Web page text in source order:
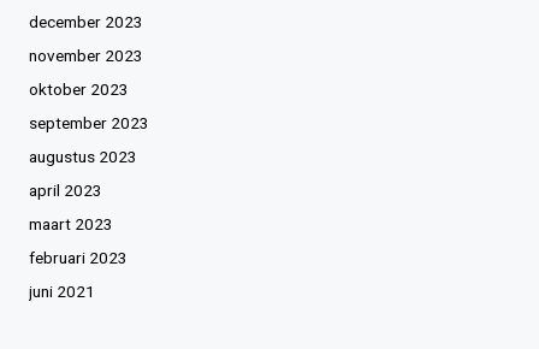
december 2023
november 2023
oktober 2023
september 2023
augustus 2023
april 2023
maart 2023
februari 2023
juni 2021